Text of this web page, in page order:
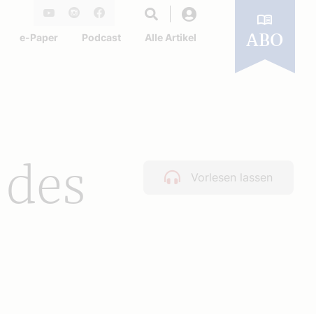
Facebook
e-Paper Podcast Alle Artikel ABO
Vorlesen lassen